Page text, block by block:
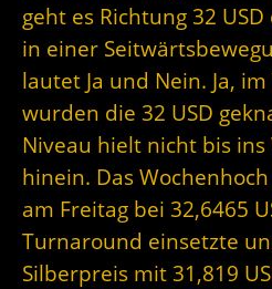
geht es Richtung 32
in einer
lautet Ja und Nein. Ja,
wurden die 32 USD
Niveau hielt nicht bis ins
hinein. Das
am Freitag bei 32,6465
Turnaround einsetzte
Silberpreis mit 31,819